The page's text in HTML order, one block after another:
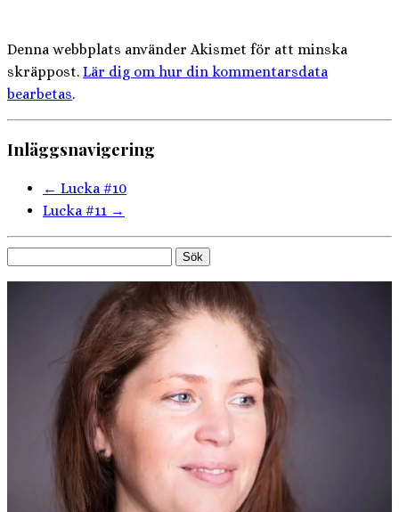
Denna webbplats använder Akismet för att minska
skräppost. Lär dig om hur din kommentarsdata
bearbetas.
Inläggsnavigering
← Lucka #10
Lucka #11 →
efter: